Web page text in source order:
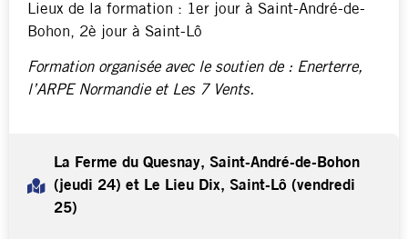
Lieux de la formation : 1er jour à Saint-André-de-
Bohon, 2è jour à Saint-Lô
Formation organisée avec le soutien de : Enerterre,
l’ARPE Normandie et Les 7 Vents.
La Ferme du Quesnay, Saint-André-de-Bohon
(jeudi 24) et Le Lieu Dix, Saint-Lô (vendredi
25)